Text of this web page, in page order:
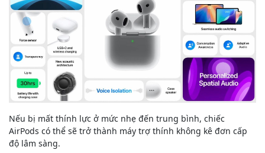
Nếu bị mất thính lực ở mức nhẹ đến trung bình, chiếc
AirPods có thể sẽ trở thành máy trợ thính không kê đơn cấp
độ lâm sàng.